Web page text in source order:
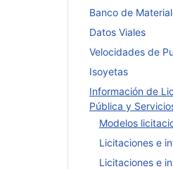
Banco de
Datos Viales
Velocidades de
Isoyetas
Información de
Pública y
Modelos
Licitaciones e
Licitaciones e